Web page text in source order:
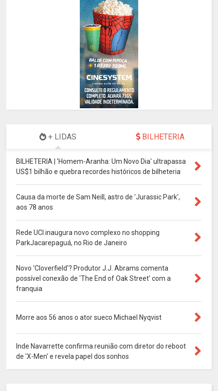
+ LIDAS BILHETERIA
BILHETERIA | 'Homem-Aranha: Um Novo Dia' ultrapassa
US$1 bilhão e quebra recordes históricos de bilheteria
Causa da morte de Sam Neill, astro de 'Jurassic Park',
aos 78 anos
Rede UCI inaugura novo complexo no shopping
ParkJacarepaguá, no Rio de Janeiro
Novo 'Cloverfield'? Produtor J.J. Abrams comenta
possível conexão de 'The End of Oak Street' com a
franquia
Morre aos 56 anos o ator sueco Michael Nyqvist
Inde Navarrette confirma reunião com diretor do reboot
de 'X-Men' e revela papel dos sonhos